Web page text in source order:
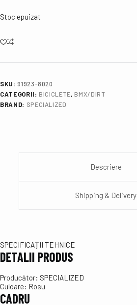
Stoc epuizat
SKU:91923-8020
CATEGORII:BICICLETE,BMX/DIRT
BRAND: SPECIALIZED
Descriere
Shipping & Delivery
SPECIFICAȚII TEHNICE
DETALII PRODUS
Producător: SPECIALIZED
Culoare: Rosu
CADRU